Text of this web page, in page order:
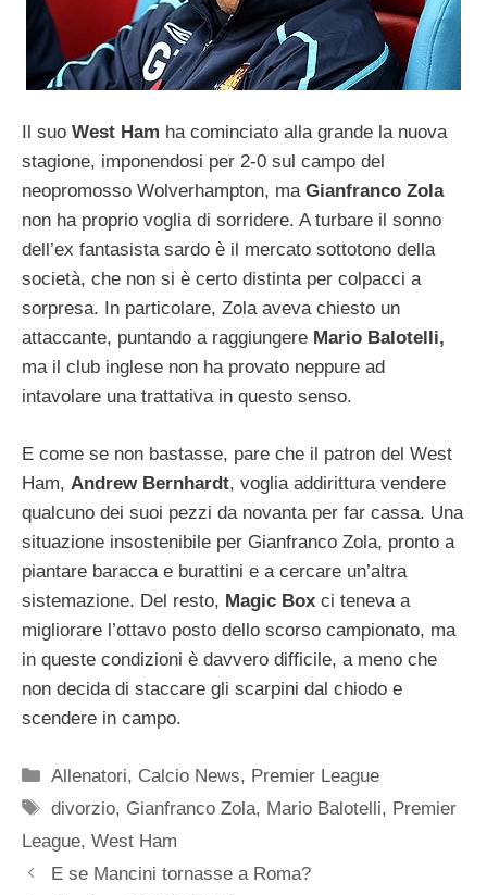
Il suo West Ham ha cominciato alla grande la nuova
stagione, imponendosi per 2-0 sul campo del
neopromosso Wolverhampton, ma Gianfranco Zola
non ha proprio voglia di sorridere. A turbare il sonno
dell’ex fantasista sardo è il mercato sottotono della
società, che non si è certo distinta per colpacci a
sorpresa. In particolare, Zola aveva chiesto un
attaccante, puntando a raggiungere Mario Balotelli,
ma il club inglese non ha provato neppure ad
intavolare una trattativa in questo senso.
E come se non bastasse, pare che il patron del West
Ham, Andrew Bernhardt, voglia addirittura vendere
qualcuno dei suoi pezzi da novanta per far cassa. Una
situazione insostenibile per Gianfranco Zola, pronto a
piantare baracca e burattini e a cercare un’altra
sistemazione. Del resto, Magic Box ci teneva a
migliorare l’ottavo posto dello scorso campionato, ma
in queste condizioni è davvero difficile, a meno che
non decida di staccare gli scarpini dal chiodo e
scendere in campo.
Categorie
Allenatori, Calcio News, Premier League
Tag
divorzio, Gianfranco Zola, Mario Balotelli, Premier
League, West Ham
E se Mancini tornasse a Roma?